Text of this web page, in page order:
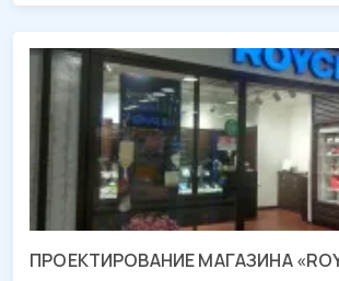
ПРОЕКТИРОВАНИЕ МАГАЗИНА
Проект
ТРЦ «МЕГА Адыгея-Кубань»,